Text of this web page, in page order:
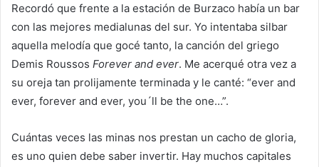
Recordó que frente a la estación de Burzaco había un bar
con las mejores medialunas del sur. Yo intentaba silbar
aquella melodía que gocé tanto, la canción del griego
Demis Roussos Forever and ever. Me acerqué otra vez a
su oreja tan prolijamente terminada y le canté: “ever and
ever, forever and ever, you´ll be the one…”.
Cuántas veces las minas nos prestan un cacho de gloria,
es uno quien debe saber invertir. Hay muchos capitales